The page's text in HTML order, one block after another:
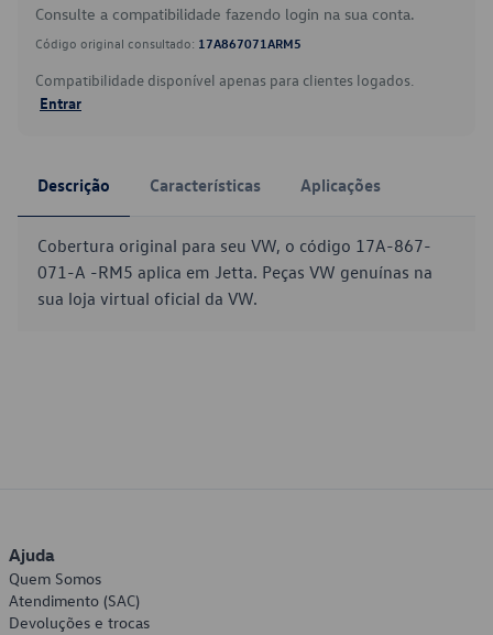
Consulte a compatibilidade fazendo login na sua conta.
Código original consultado: 17A867071ARM5
Compatibilidade disponível apenas para clientes logados.
Entrar
Descrição Características Aplicações
Cobertura original para seu VW, o código 17A-867-
071-A -RM5 aplica em Jetta. Peças VW genuínas na
sua loja virtual oficial da VW.
Ajuda
Quem Somos
Atendimento (SAC)
Devoluções e trocas